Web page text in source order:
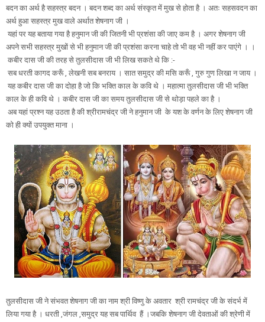
बदन का अर्थ है सहस्त्र बदन । बदन शब्द का अर्थ संस्कृत में मुख से होता है । अतः सहसवदन का
अर्थ हुआ सहस्त्र मुख वाले अर्थात शेषनाग जी ।
यहां पर यह बताया गया है हनुमान जी की जितनी भी प्रशंसा की जाए कम है । अगर शेषनाग जी
अपने सभी सहस्त्र मुखों से भी हनुमान जी की प्रशंसा करना चाहे तो भी वह भी नहीं कर पाएंगे । ।
कबीर दास जी की तरह से तुलसीदास जी भी लिख सकते थे कि :-
सब धरती कागद करूँ , लेखनी सब बनराय । सात समुद्र की मसि करूँ , गुरु गुण लिखा न जाय ।
यह कबीर दास जी का दोहा है जो कि भक्ति काल के कवि थे । महात्मा तुलसीदास जी भी भक्ति
काल के ही कवि थे । कबीर दास जी का समय तुलसीदास जी से थोड़ा पहले का है ।
अब यहां प्रश्न यह उठता है की श्रीरामचंद्र जी ने हनुमान जी के यश के वर्णन के लिए शेषनाग जी
को ही क्यों उपयुक्त माना ।
तुलसीदास जी ने संभवत शेषनाग जी का नाम श्री विष्णु के अवतार श्री रामचंद्र जी के संदर्भ में
लिया गया है । धरती ,जंगल ,समुद्र यह सब पार्थिव हैं ।जबकि शेषनाग जी देवताओं की श्रेणी में